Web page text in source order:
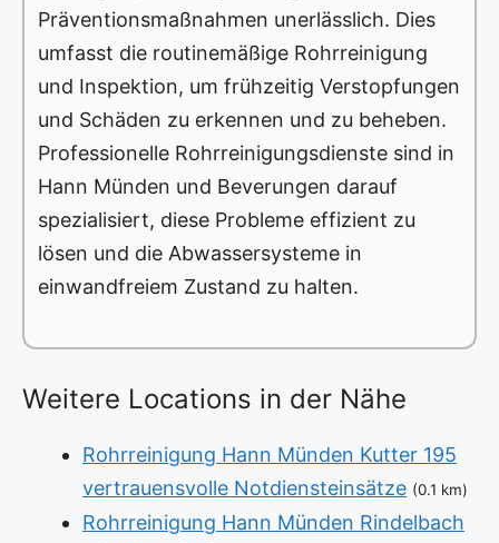
Präventionsmaßnahmen unerlässlich. Dies
umfasst die routinemäßige Rohrreinigung
und Inspektion, um frühzeitig Verstopfungen
und Schäden zu erkennen und zu beheben.
Professionelle Rohrreinigungsdienste sind in
Hann Münden und Beverungen darauf
spezialisiert, diese Probleme effizient zu
lösen und die Abwassersysteme in
einwandfreiem Zustand zu halten.
Weitere Locations in der Nähe
Rohrreinigung Hann Münden Kutter 195
vertrauensvolle Notdiensteinsätze (0.1 km)
Rohrreinigung Hann Münden Rindelbach